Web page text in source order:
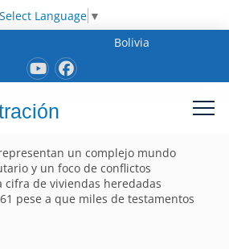
Select Language ▼
Bolivia
un complejo mundo
y un foco de conflictos
cifra de viviendas heredadas
pese a que miles de testamentos